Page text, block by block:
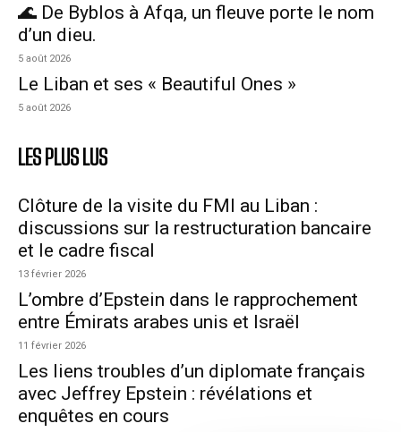
🌊 De Byblos à Afqa, un fleuve porte le nom
d’un dieu.
5 août 2026
Le Liban et ses « Beautiful Ones »
5 août 2026
LES PLUS LUS
Clôture de la visite du FMI au Liban :
discussions sur la restructuration bancaire
et le cadre fiscal
13 février 2026
L’ombre d’Epstein dans le rapprochement
entre Émirats arabes unis et Israël
11 février 2026
Les liens troubles d’un diplomate français
avec Jeffrey Epstein : révélations et
enquêtes en cours